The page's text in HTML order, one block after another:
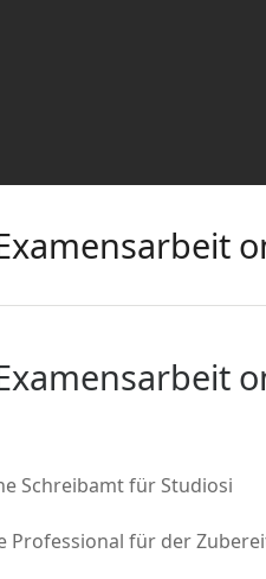
Schreibamt für Studiosi
Professional für der